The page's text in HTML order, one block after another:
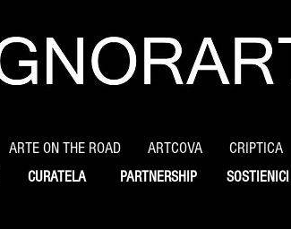
ARTE ON THE ROAD ARTCOVA CRIPTICA
CURATELA PARTNERSHIP SOSTIENICI